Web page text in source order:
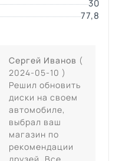
30
77,8
Сергей Иванов (
2024-05-10 )
Решил обновить
диски на своем
автомобиле,
выбрал ваш
магазин по
рекомендации